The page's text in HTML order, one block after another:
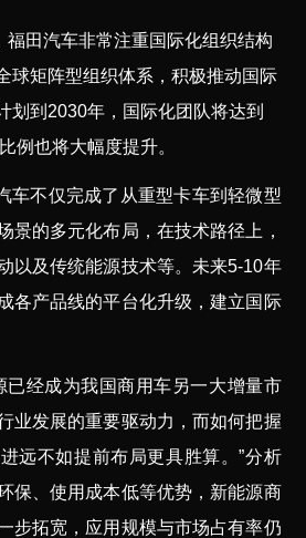
福田汽车非常注重国际化组织结构
球矩阵型组织体系，积极推动国际
划到2030年，国际化团队将达到
例也将大幅度提升。
车不仅完成了从重型卡车到轻微型
景的多元化布局，在技术路径上，
以及传统能源技术等。未来5-10年
各产品线的平台化升级，建立国际
已经成为我国商用车另一大增量市
业发展的重要驱动力，而如何把握
远不如提前布局更具胜算。”分析
保、使用成本低等优势，新能源商
步拓宽，应用规模与市场占有率仍